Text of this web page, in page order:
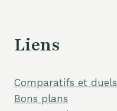
Liens
Comparatifs et duels
Bons plans